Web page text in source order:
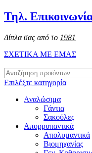
Τηλ.
Δίπλα σας από το 1981
ΣΧΕΤΙΚΑ ΜΕ ΕΜΑΣ
Επιλέξτε κατηγορία
Αναλώσιμα
Γάντια
Σακούλες
Απορρυπαντικά
Απολυμαντικά
Βιομηχανίας